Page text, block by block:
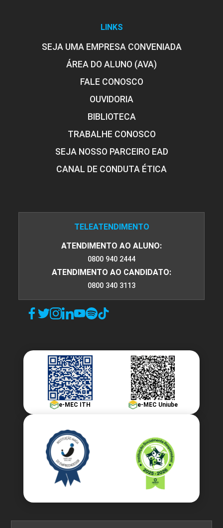
LINKS
SEJA UMA EMPRESA CONVENIADA
ÁREA DO ALUNO (AVA)
FALE CONOSCO
OUVIDORIA
BIBLIOTECA
TRABALHE CONOSCO
SEJA NOSSO PARCEIRO EAD
CANAL DE CONDUTA ÉTICA
TELEATENDIMENTO
ATENDIMENTO AO ALUNO:
0800 940 2444
ATENDIMENTO AO CANDIDATO:
0800 340 3113
e-MEC ITH e-MEC Uniube